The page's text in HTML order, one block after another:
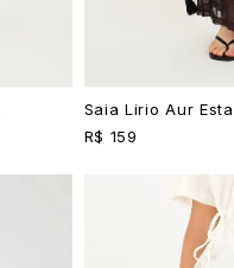
Saia Lirio Aur
R$ 159